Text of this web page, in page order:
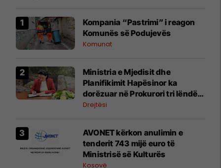
Kompania “Pastrimi” i reagon
Komunës së Podujevës
Komunat
Ministria e Mjedisit dhe
Planifikimit Hapësinor ka
dorëzuar në Prokurori tri lëndë,
nën dyshimet për shpronësim
Drejtësi
AVONET kërkon anulimin e
tenderit 743 mijë euro të
Ministrisë së Kulturës
Kosovë